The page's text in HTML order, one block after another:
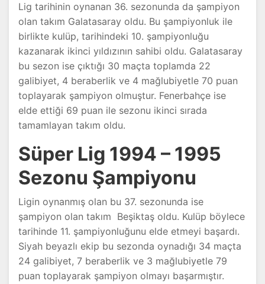
Lig tarihinin oynanan 36. sezonunda da şampiyon
olan takım Galatasaray oldu. Bu şampiyonluk ile
birlikte kulüp, tarihindeki 10. şampiyonluğu
kazanarak ikinci yıldızının sahibi oldu. Galatasaray
bu sezon ise çıktığı 30 maçta toplamda 22
galibiyet, 4 beraberlik ve 4 mağlubiyetle 70 puan
toplayarak şampiyon olmuştur. Fenerbahçe ise
elde ettiği 69 puan ile sezonu ikinci sırada
tamamlayan takım oldu.
Süper Lig 1994 – 1995
Sezonu Şampiyonu
Ligin oynanmış olan bu 37. sezonunda ise
şampiyon olan takım Beşiktaş oldu. Kulüp böylece
tarihinde 11. şampiyonluğunu elde etmeyi başardı.
Siyah beyazlı ekip bu sezonda oynadığı 34 maçta
24 galibiyet, 7 beraberlik ve 3 mağlubiyetle 79
puan toplayarak şampiyon olmayı başarmıştır.